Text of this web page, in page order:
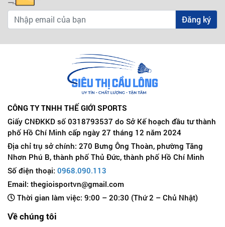
Đăng ký
CÔNG TY TNHH THẾ GIỚI SPORTS
Giấy CNĐKKD số 0318793537 do Sở Kế hoạch đầu tư thành
phố Hồ Chí Minh cấp ngày 27 tháng 12 năm 2024
Địa chỉ trụ sở chính: 270 Bưng Ông Thoàn, phường Tăng
Nhơn Phú B, thành phố Thủ Đức, thành phố Hồ Chí Minh
Số điện thoại: 0968.090.113
Email: thegioisportvn@gmail.com
Thời gian làm việc: 9:00 – 20:30 (Thứ 2 – Chủ Nhật)
Về chúng tôi